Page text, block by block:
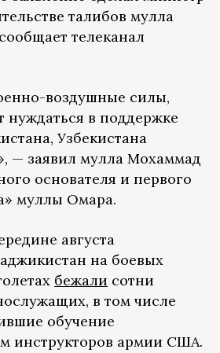
талибов мулла
телеканал
воздушные силы,
нуждаться в поддержке
Узбекистана
— заявил мулла Мохаммад
основателя и первого
муллы Омара.
августа
на боевых
бежали сотни
в том числе
обучение
инструкторов армии США.